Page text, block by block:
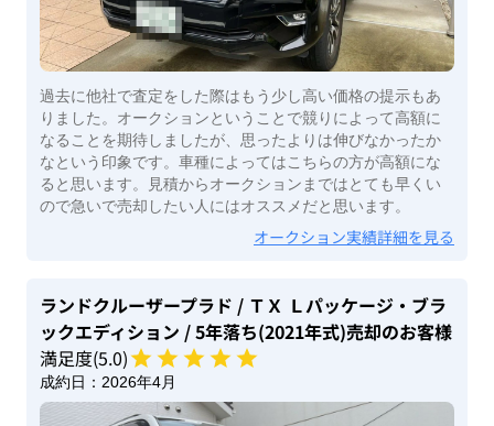
過去に他社で査定をした際はもう少し高い価格の提示もあ
りました。オークションということで競りによって高額に
なることを期待しましたが、思ったよりは伸びなかったか
なという印象です。車種によってはこちらの方が高額にな
ると思います。見積からオークションまではとても早くい
ので急いで売却したい人にはオススメだと思います。
オークション実績詳細を見る
ランドクルーザープラド / ＴＸ Ｌパッケージ・ブラ
ックエディション / 5年落ち(2021年式)売却のお客様
満足度(5.0)
成約日： 2026年4月